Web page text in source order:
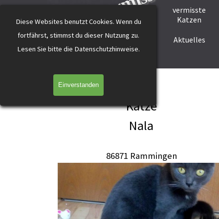
Diese Websites benutzt Cookies. Wenn du
fortfährst, stimmst du dieser Nutzung zu.
Lesen Sie bitte die Datenschutzhinweise.
Einverstanden
Direkt zum Seiteninhalt
vermisste
Katzen
Helfer werden Helfer gesucht Aktuelles
Nala Rammingen grau
Katze
Nala
86871 Rammingen